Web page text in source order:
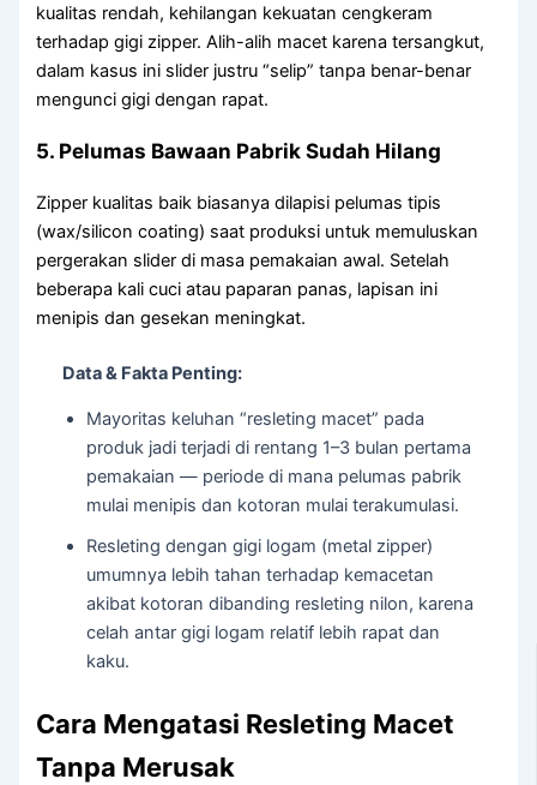
kualitas rendah, kehilangan kekuatan cengkeram
terhadap gigi zipper. Alih-alih macet karena tersangkut,
dalam kasus ini slider justru “selip” tanpa benar-benar
mengunci gigi dengan rapat.
5. Pelumas Bawaan Pabrik Sudah Hilang
Zipper kualitas baik biasanya dilapisi pelumas tipis
(wax/silicon coating) saat produksi untuk memuluskan
pergerakan slider di masa pemakaian awal. Setelah
beberapa kali cuci atau paparan panas, lapisan ini
menipis dan gesekan meningkat.
Data & Fakta Penting:
Mayoritas keluhan “resleting macet” pada
produk jadi terjadi di rentang 1–3 bulan pertama
pemakaian — periode di mana pelumas pabrik
mulai menipis dan kotoran mulai terakumulasi.
Resleting dengan gigi logam (metal zipper)
umumnya lebih tahan terhadap kemacetan
akibat kotoran dibanding resleting nilon, karena
celah antar gigi logam relatif lebih rapat dan
kaku.
Cara Mengatasi Resleting Macet
Tanpa Merusak